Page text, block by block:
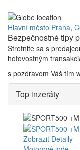
Hlavní město Praha,
Bezpečnostné tipy
Stretnite sa s
hotovostným
s pozdravom Váš tím
Top inzeráty
Zobraziť Detaily